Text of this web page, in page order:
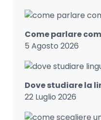
Come parlare
5 Agosto 2026
Dove studiare la
22 Luglio 2026